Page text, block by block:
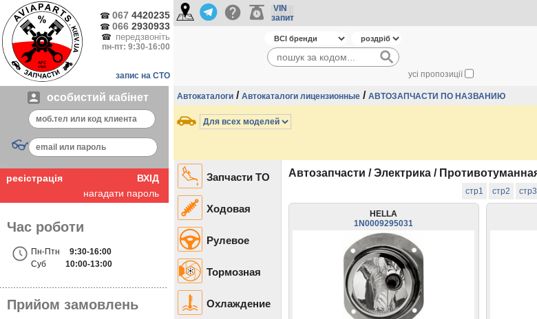
☎ 067 4420235
☎ 066 2930933
☎ передзвоніть
пн-пт: 9:30-16:00
запис на СТО
особистий кабінет
👓
реєістрація
ВХІД
нагадати пароль
Час роботи
Пн-Птн
9:30-16:00
Суб
10:00-13:00
Прийом замовлень
VIN
запит
усі пропозиції
Автокаталоги / Автокаталоги лицензионные / АВТОЗАПЧАСТИ ПО НАЗВАНИЮ
Запчасти ТО
Ходовая
Рулевое
Тормозная
Охлаждение
Автозапчасти / Электрика /
стр1 стр2 стр3
HELLA
1N0009295031